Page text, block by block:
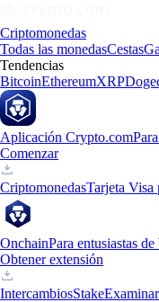
Criptomonedas
Todas las monedasCestas
Tendencias
BitcoinEthereumXRP
Aplicación Crypto.com
Comenzar
CriptomonedasTarjeta Visa
OnchainPara entusiastas
Obtener extensión
IntercambiosStake